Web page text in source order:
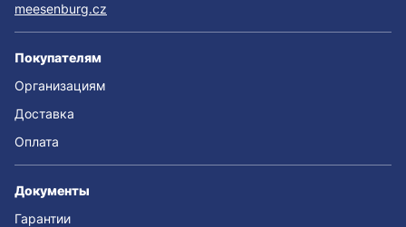
meesenburg.cz
Покупателям
Организациям
Доставка
Оплата
Документы
Гарантии